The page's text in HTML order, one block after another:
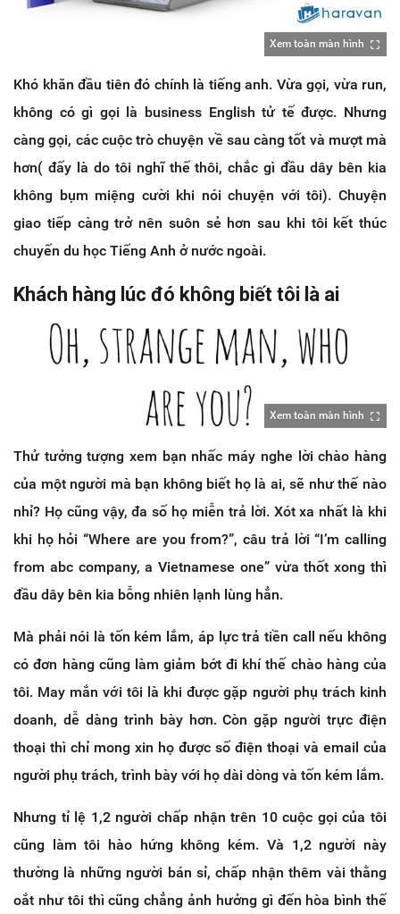
Xem toàn màn hình
Khó khăn đầu tiên đó chính là tiếng anh. Vừa gọi, vừa run,
không có gì gọi là business English tử tế được. Nhưng
càng gọi, các cuộc trò chuyện về sau càng tốt và mượt mà
hơn( đấy là do tôi nghĩ thế thôi, chắc gì đầu dây bên kia
không bụm miệng cười khi nói chuyện với tôi). Chuyện
giao tiếp càng trở nên suôn sẻ hơn sau khi tôi kết thúc
chuyến du học Tiếng Anh ở nước ngoài.
Khách hàng lúc đó không biết tôi là ai
Xem toàn màn hình
Thử tưởng tượng xem bạn nhấc máy nghe lời chào hàng
của một người mà bạn không biết họ là ai, sẽ như thế nào
nhỉ? Họ cũng vậy, đa số họ miễn trả lời. Xót xa nhất là khi
khi họ hỏi “Where are you from?”, câu trả lời “I’m calling
from abc company, a Vietnamese one” vừa thốt xong thì
đầu dây bên kia bỗng nhiên lạnh lùng hẳn.
Mà phải nói là tốn kém lắm, áp lực trả tiền call nếu không
có đơn hàng cũng làm giảm bớt đi khí thế chào hàng của
tôi. May mắn với tôi là khi được gặp người phụ trách kinh
doanh, dễ dàng trình bày hơn. Còn gặp người trực điện
thoại thì chỉ mong xin họ được số điện thoại và email của
người phụ trách, trình bày với họ dài dòng và tốn kém lắm.
Nhưng tỉ lệ 1,2 người chấp nhận trên 10 cuộc gọi của tôi
cũng làm tôi hào hứng không kém. Và 1,2 người này
thường là những người bán sỉ, chấp nhận thêm vài thằng
oắt như tôi thì cũng chẳng ảnh hưởng gì đến hòa bình thế